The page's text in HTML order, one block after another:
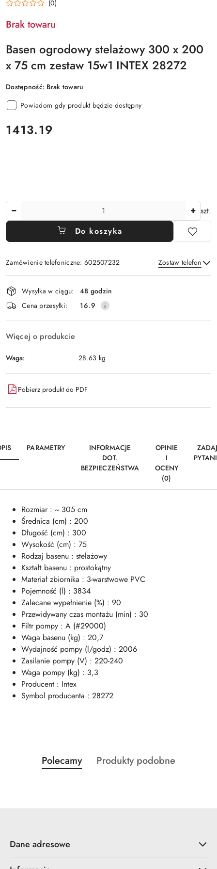
(0)
Brak towaru
Basen ogrodowy stelażowy 300 x 200
x 75 cm zestaw 15w1 INTEX 28272
Dostępność: Brak towaru
Powiadom gdy produkt będzie dostępny
cena:
1413.19
szt.
Do koszyka
Zamówienie telefoniczne: 602507232 Zostaw telefon
Wyślij
Dostępność
i
dostawa
Wysyłka w ciągu:
48 godzin
Cena przesyłki:
16.9
Więcej o produkcie
Waga: 28.63 kg
Pobierz produkt do PDF
PARAMETRY
INFORMACJE
DOT.
BEZPIECZEŃSTWA
OPINIE
I
OCENY
(0)
Rozmiar : ~ 305 cm
Średnica (cm) : 200
Długość (cm) : 300
Wysokość (cm) : 75
Rodzaj basenu : stelażowy
Kształt basenu : prostokątny
Materiał zbiornika : 3-warstwowe PVC
Pojemność (l) : 3834
Zalecane wypełnienie (%) : 90
Przewidywany czas montażu (min) : 30
Filtr pompy : A (#29000)
Waga basenu (kg) : 20,7
Wydajność pompy (l/godz) : 2006
Zasilanie pompy (V) : 220-240
Waga pompy (kg) : 3,3
Producent : Intex
Symbol producenta : 28272
Pomiń karuzelę produktów
Produkty
o
Polecamy
Produkty
Produkty podobne
Dane adresowe